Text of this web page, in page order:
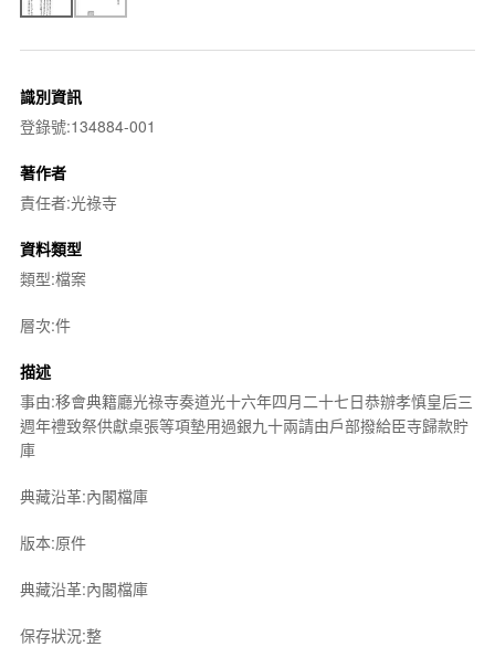
識別資訊
登錄號:134884-001
著作者
責任者:光祿寺
資料類型
類型:檔案
層次:件
描述
事由:移會典籍廳光祿寺奏道光十六年四月二十七日恭辦孝慎皇后三
週年禮致祭供獻桌張等項墊用過銀九十兩請由戶部撥給臣寺歸款貯
庫
典藏沿革:內閣檔庫
版本:原件
典藏沿革:內閣檔庫
保存狀況:整